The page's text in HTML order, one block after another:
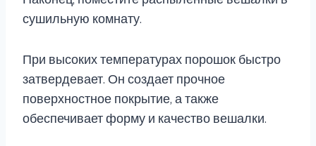
сушильную комнату.
При высоких температурах порошок быстро
затвердевает. Он создает прочное
поверхностное покрытие, а также
обеспечивает форму и качество вешалки.